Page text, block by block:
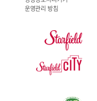
운영관리 방침